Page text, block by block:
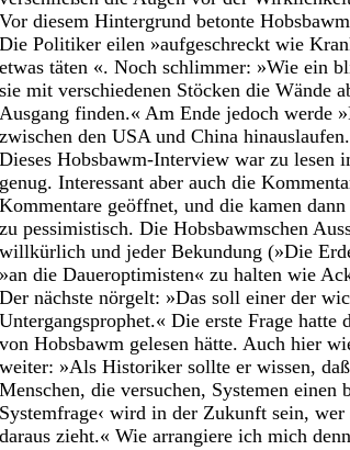
Vor diesem Hintergrund betonte
Die Politiker eilen »aufgeschreckt wie
etwas täten «. Noch schlimmer: »Wie ein
sie mit verschiedenen Stöcken die Wände
Ausgang finden.« Am Ende jedoch werde
zwischen den USA und China hinauslaufen.
Dieses Hobsbawm-Interview war zu lesen
genug. Interessant aber auch die
Kommentare geöffnet, und die kamen
zu pessimistisch. Die Hobsbawmschen
willkürlich und jeder Bekundung (»Die
»an die Daueroptimisten« zu halten wie
Der nächste nörgelt: »Das soll einer der
Untergangsprophet.« Die erste Frage
von Hobsbawm gelesen hätte. Auch hier
weiter: »Als Historiker sollte er wissen, daß
Menschen, die versuchen, Systemen
Systemfrage‹ wird in der Zukunft sein,
daraus zieht.« Wie arrangiere ich mich